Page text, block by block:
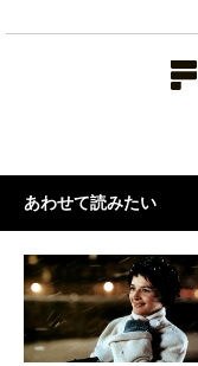
あわせて読みたい